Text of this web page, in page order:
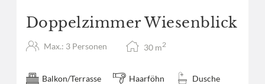
Doppelzimmer Wiesenblick
Max.: 3 Personen 30 m2
Balkon/Terrasse Haarföhn
Dusche